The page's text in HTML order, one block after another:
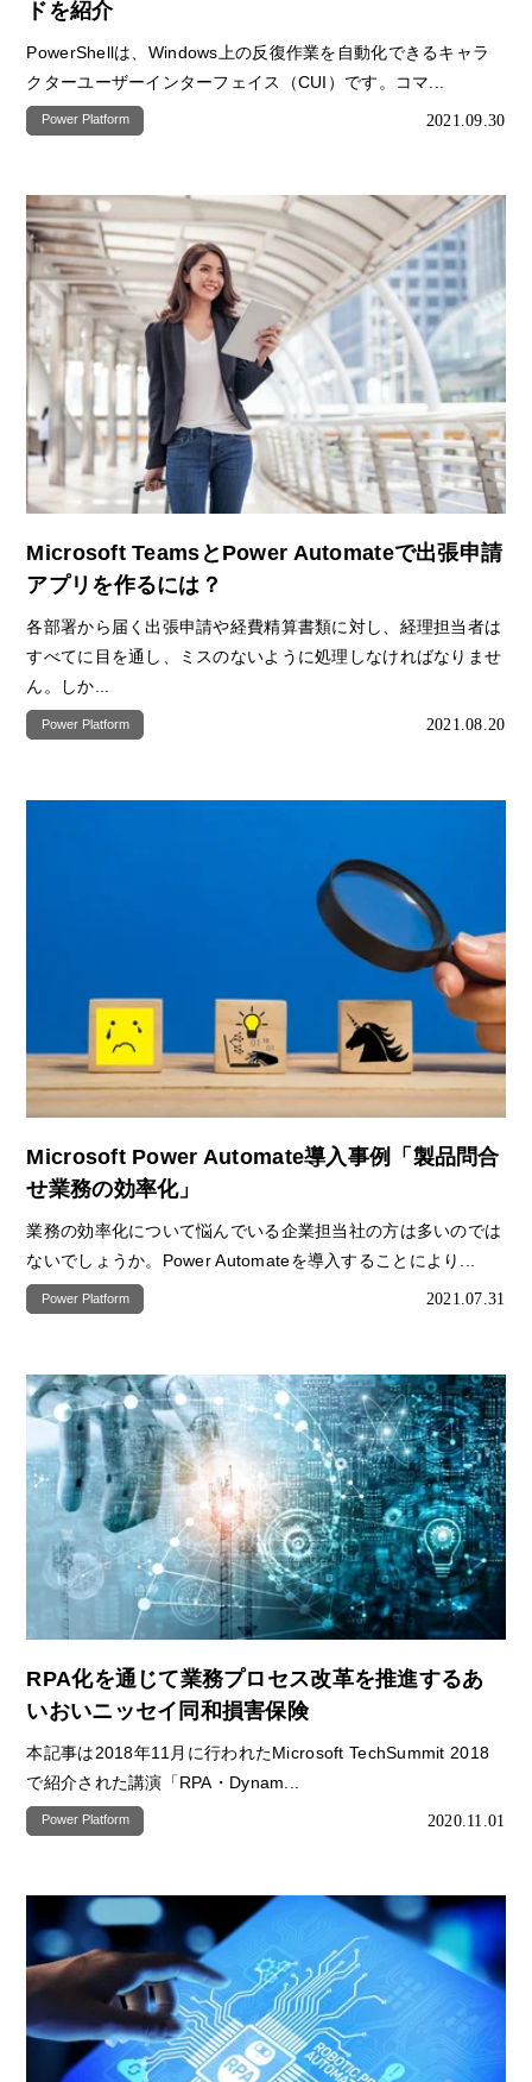
ドを紹介
PowerShellは、Windows上の反復作業を自動化できるキャラ
クターユーザーインターフェイス（CUI）です。コマ...
Power Platform 2021.09.30
Microsoft TeamsとPower Automateで出張申請
アプリを作るには？
各部署から届く出張申請や経費精算書類に対し、経理担当者は
すべてに目を通し、ミスのないように処理しなければなりませ
ん。しか...
Power Platform 2021.08.20
Microsoft Power Automate導入事例「製品問合
せ業務の効率化」
業務の効率化について悩んでいる企業担当社の方は多いのでは
ないでしょうか。Power Automateを導入することにより...
Power Platform 2021.07.31
RPA化を通じて業務プロセス改革を推進するあ
いおいニッセイ同和損害保険
本記事は2018年11月に行われたMicrosoft TechSummit 2018
で紹介された講演「RPA・Dynam...
Power Platform 2020.11.01